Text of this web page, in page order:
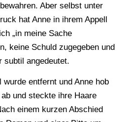
Aber selbst unter
hat Anne in ihrem Appell
„in meine Sache
keine Schuld zugegeben und
subtil angedeutet.
wurde entfernt und Anne hob
und steckte ihre Haare
einem kurzen Abschied